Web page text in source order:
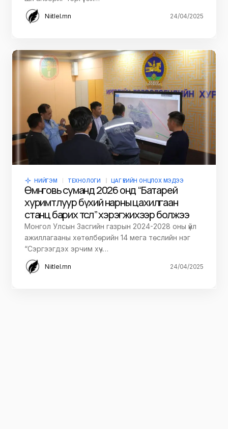
Niitlel.mn 24/04/2025
НИЙГЭМ ТЕХНОЛОГИ ЦАГ ҮЕИЙН ОНЦЛОХ МЭДЭЭ
Өмнөговь суманд 2026 онд “Батарей
хуримтлуур бүхий нарны цахилгаан
станц барих төсөл” хэрэгжихээр болжээ
Монгол Улсын Засгийн газрын 2024-2028 оны үйл
ажиллагааны хөтөлбөрийн 14 мега төслийн нэг
“Сэргээгдэх эрчим хүч…
Niitlel.mn 24/04/2025